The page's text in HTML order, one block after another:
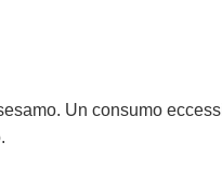
Un consumo